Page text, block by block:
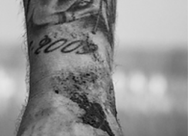
い廃盤となったコレクションにつきまして、6月
日（金）より特別価格にてご案内いたします。 こ
れまで期間限定でご案内してまいりましたが、今
回は期間を設けず、在庫がなくなり次第終了とさ
せていただきます。 DOMANIの代名詞として長く愛
されてきたアイテムたち。このコレクションをき
っかけにDOMANIを好きになってくださった方も
くいらっしゃるかと思います。ブランドを象徴し
てきた特別なアイテムたちを、この機会に改めて
ご覧いただけますと幸いです。 概要 期間： 2026
年6月12日（金）〜 ※在庫がなくなり次第終了 対